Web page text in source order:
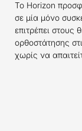
Το Horizon
σε μία μόνο
επιτρέπει
ορθοστάτησης
χωρίς να